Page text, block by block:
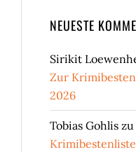
NEUESTE
Sirikit
Zur
2026
Tobias Gohlis zu